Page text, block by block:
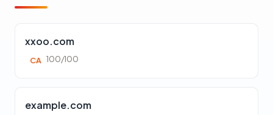
xxoo.com
CA 100/100
example.com